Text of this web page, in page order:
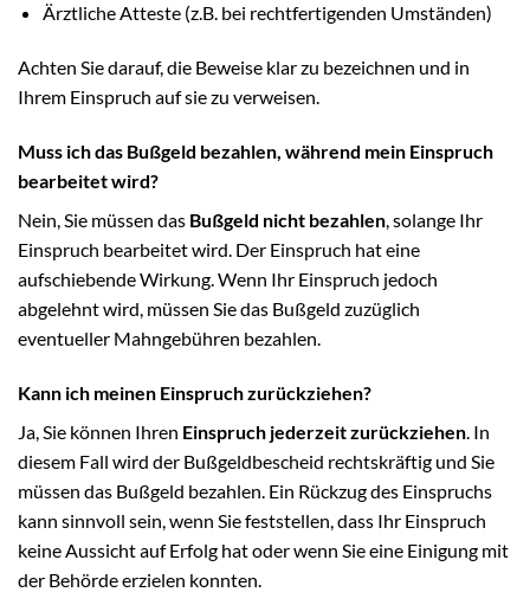
Ärztliche Atteste (z.B. bei rechtfertigenden Umständen)
Achten Sie darauf, die Beweise klar zu bezeichnen und in
Ihrem Einspruch auf sie zu verweisen.
Muss ich das Bußgeld bezahlen, während mein Einspruch
bearbeitet wird?
Nein, Sie müssen das Bußgeld nicht bezahlen, solange Ihr
Einspruch bearbeitet wird. Der Einspruch hat eine
aufschiebende Wirkung. Wenn Ihr Einspruch jedoch
abgelehnt wird, müssen Sie das Bußgeld zuzüglich
eventueller Mahngebühren bezahlen.
Kann ich meinen Einspruch zurückziehen?
Ja, Sie können Ihren Einspruch jederzeit zurückziehen. In
diesem Fall wird der Bußgeldbescheid rechtskräftig und Sie
müssen das Bußgeld bezahlen. Ein Rückzug des Einspruchs
kann sinnvoll sein, wenn Sie feststellen, dass Ihr Einspruch
keine Aussicht auf Erfolg hat oder wenn Sie eine Einigung mit
der Behörde erzielen konnten.